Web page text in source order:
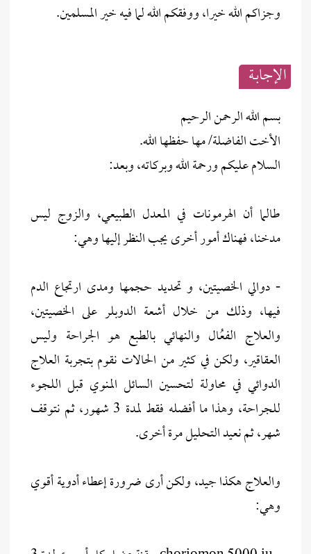
وجزاكم الله خيرا، ووفقكم الله لما فيه خير المسلمين.
الإجابــة
بسم الله الرحمن الرحيم
الأخت الفاضلة/ مها حفظها الله.
السلام عليكم ورحمة الله وبركاته، وبعد:
طالما أن الهرمونات في المعدل الطبيعي، والزوج ليس
مدخنا، فهناك أمور أخرى يجب النظر إليها وهي:
- دوالي الخصيتين، و تحديد حجمها ومدى ارتجاع الدم
فيها، وذلك من خلال أشعة الدوبلر على الخصيتين،
والعلاج الفعُال والنهائي بالطبع هو الجراحة وليس
العقاقير، ولكن في كثير من الحالات نقوم بتجربة العلاج
الدوائي في محاولة لتحسين السائل المنوي قبل اللجوء
للجراحة، وهذا ما أفضله فقط لمدة 3 شهور، ثم نتوقف
شهر، ثم نعيد التحليل مرة أخرى.
والعلاج هكذا جيد، ولكن أرى ضرورة إعطاء أدوية أقوي
وهي: